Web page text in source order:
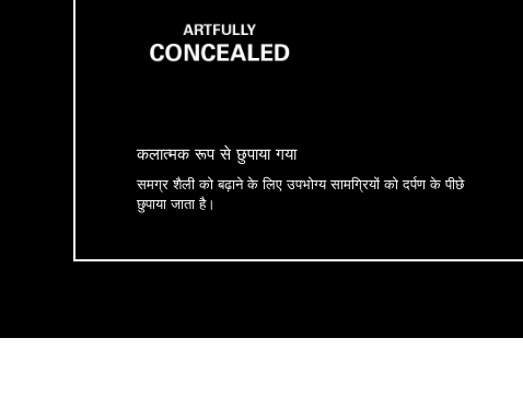
कलात्मक रूप से छुपाया गया
समग्र शैली को बढ़ाने के लिए उपभोग्य सामग्रियों को दर्पण के पीछे
छुपाया जाता है।